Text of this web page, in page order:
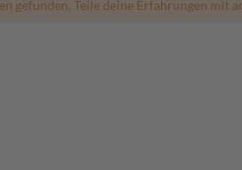
gefunden. Teile deine Erfahrungen mit